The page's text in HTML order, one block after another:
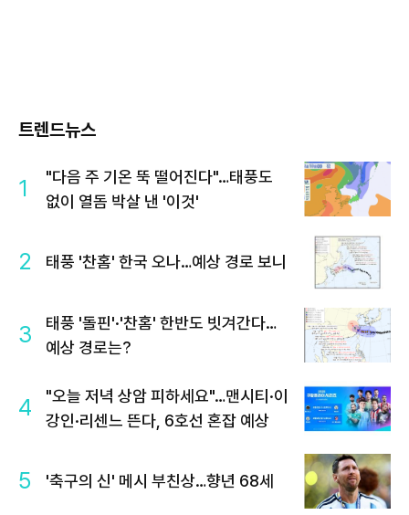
트렌드뉴스
1
"다음 주 기온 뚝 떨어진다"…태풍도
없이 열돔 박살 낸 '이것'
2 태풍 '찬홈' 한국 오나…예상 경로 보니
3
태풍 '돌핀'·'찬홈' 한반도 빗겨간다…
예상 경로는?
4
"오늘 저녁 상암 피하세요"…맨시티·이
강인·리센느 뜬다, 6호선 혼잡 예상
5 '축구의 신' 메시 부친상…향년 68세